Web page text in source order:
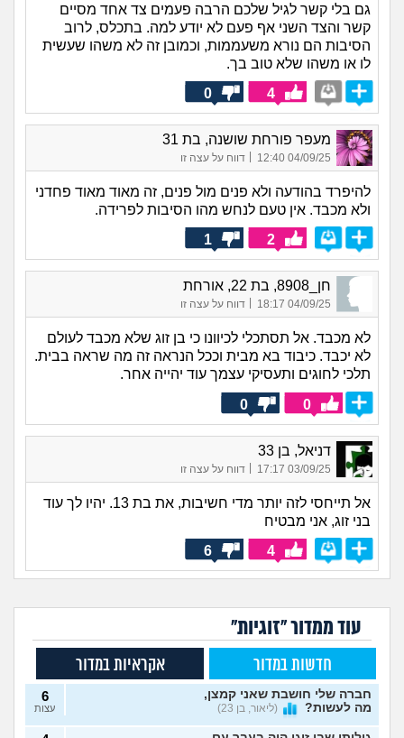
גם בלי קשר לגיל שלכם הרבה פעמים צד אחד מסיים
קשר והצד השני אף פעם לא יודע למה. בתכלס, לרוב
הסיבות הם נורא משעממות, וכמובן זה לא משהו שעשית
לו או משהו שלא טוב בך.
4
0
מעפר פורחת שושנה, בת 31
04/09/25 12:40 דווח על עצה זו
להיפרד בהודעה ולא פנים מול פנים, זה מאוד מאוד פחדני
ולא מכבד. אין טעם לנחש מהו הסיבות לפרידה.
2
1
חן_8908, בת 22, אורחת
04/09/25 18:17 דווח על עצה זו
לא מכבד. אל תסתכלי לכיוונו כי בן זוג שלא מכבד לעולם
לא יכבד. כיבוד בא מבית וככל הנראה זה מה שראה בבית.
תלכי לחוגים ותעסיקי עצמך עוד יהייה אחר.
0
0
דניאל, בן 33
03/09/25 17:17
| דווח על עצה זו
אל תייחסי לזה יותר מדי חשיבות, את בת 13. יהיו לך עוד
בני זוג, אני מבטיח
4
6
עוד ממדור "זוגיות"
חדשות במדור אקראיות במדור
חברה שלי חושבת שאני קמצן,
מה לעשות?
(ליאור, בן 23)
6
עצות